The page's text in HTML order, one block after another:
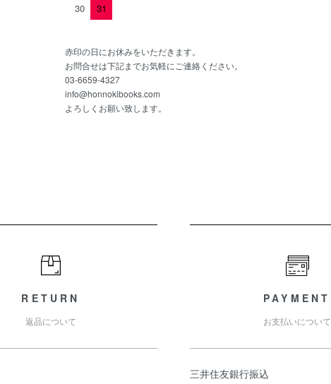
30
31
赤印の日にお休みをいただきます。
お問合せは下記までお気軽にご連絡ください。
03-6659-4327
info@honnokibooks.com
よろしくお願い致します。
RETURN
返品について
PAYMENT
お支払いについて
三井住友銀行振込